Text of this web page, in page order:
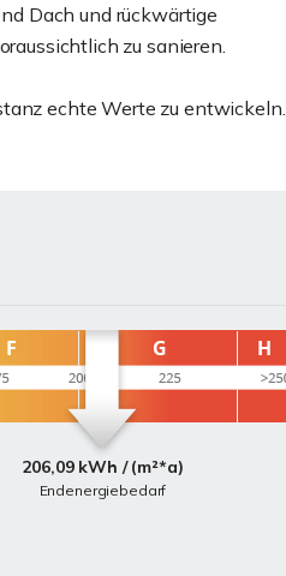
Dach und rückwärtige
zu sanieren.
echte Werte zu entwickeln.
206,09 kWh / (m²*a)
Endenergiebedarf